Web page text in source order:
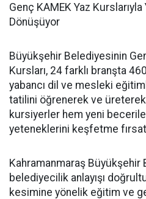
Genç KAMEK Yaz
Dönüşüyor
Büyükşehir Belediyesinin
Kursları, 24 farklı branşta
yabancı dil ve mesleki
tatilini öğrenerek ve
kursiyerler hem yeni
yeteneklerini keşfetme
Kahramanmaraş Büyükşehir
belediyecilik anlayışı
kesimine yönelik eğitim ve